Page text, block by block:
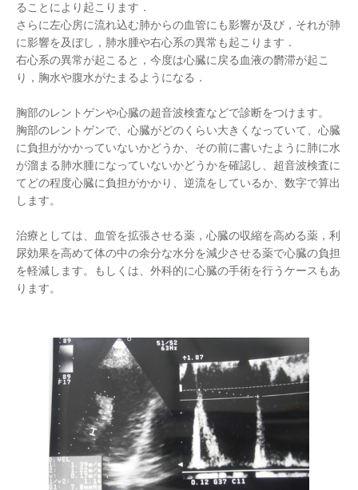
ることにより起こります．
さらに左心房に流れ込む肺からの血管にも影響が及び，それが肺
に影響を及ぼし，肺水腫や右心系の異常も起こります．
右心系の異常が起こると，今度は心臓に戻る血液の欝滞が起こ
り，胸水や腹水がたまるようになる．
胸部のレントゲンや心臓の超音波検査などで診断をつけます。
胸部のレントゲンで、心臓がどのくらい大きくなっていて、心臓
に負担がかかっていないかどうか、その前に書いたように肺に水
が溜まる肺水腫になっていないかどうかを確認し、超音波検査に
てどの程度心臓に負担がかかり、逆流をしているか、数字で算出
します。
治療としては、血管を拡張させる薬，心臓の収縮を高める薬，利
尿効果を高めて体の中の余分な水分を減少させる薬で心臓の負担
を軽減します。もしくは、外科的に心臓の手術を行うケースもあ
ります。